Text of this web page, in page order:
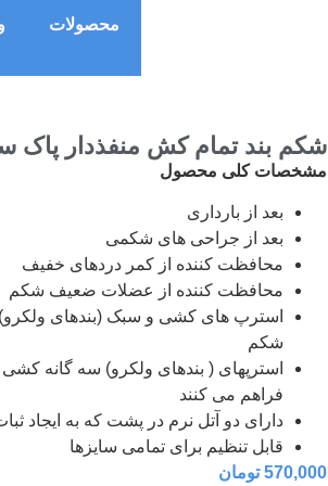
محصولات
شکم بند تمام کش منفذدار پاک سمن
مشخصات کلی محصول
بعد از بارداری
بعد از جراحی های شكمی
محافظت كننده از كمر دردهای خفيف
محافظت كننده از عضلات ضعيف شكم
استرپ های كشی و سبک (بندهای ولكرو)
شكم
استرپهای ( بندهای ولکرو) سه گانه
فراهم می كنند
دارای دو آتل نرم در پشت كه به ايجاد
قابل تنظيم برای تمامی سايزها
570,000 تومان